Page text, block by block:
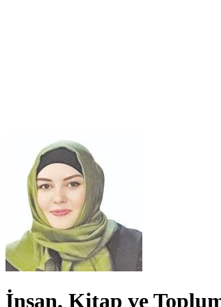
İnsan, Kitap ve